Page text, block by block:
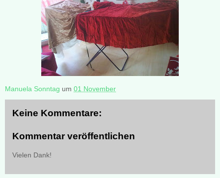
Manuela Sonntag um 01 November
Keine Kommentare:
Kommentar veröffentlichen
Vielen Dank!